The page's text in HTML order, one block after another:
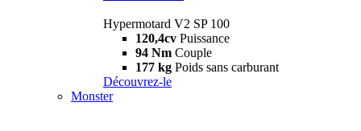
Hypermotard V2 SP 100
120,4cv Puissance
94 Nm Couple
177 kg Poids sans carburant
Découvrez-le
Monster